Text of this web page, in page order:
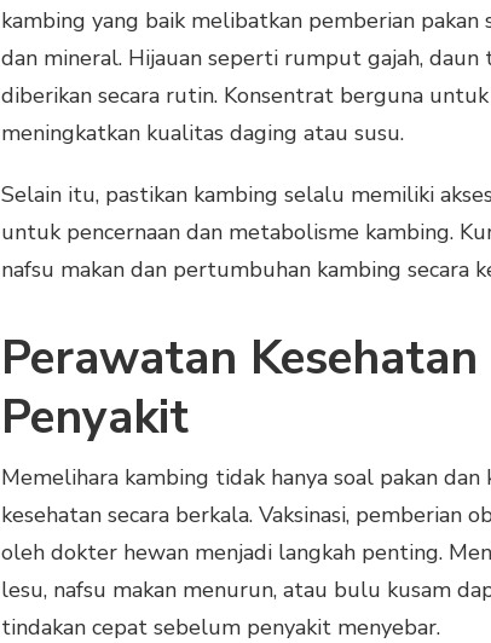
kambing yang baik melibatkan pemberian pakan
dan mineral. Hijauan seperti rumput gajah, daun
diberikan secara rutin. Konsentrat berguna
meningkatkan kualitas daging atau susu.
Selain itu, pastikan kambing selalu memiliki
untuk pencernaan dan metabolisme kambing.
nafsu makan dan pertumbuhan kambing secara
Perawatan
Penyakit
Memelihara kambing tidak hanya soal pakan
kesehatan secara berkala. Vaksinasi, pemberian
oleh dokter hewan menjadi langkah penting.
lesu, nafsu makan menurun, atau bulu kusam
tindakan cepat sebelum penyakit menyebar.